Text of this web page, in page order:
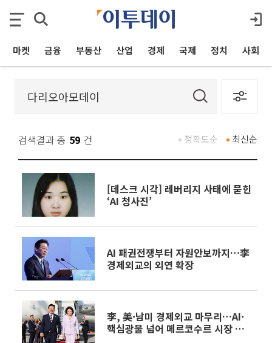
마켓 금융 부동산 산업 경제 국제 정치 사회
검색결과 총 59 건 최신순
정확도순
[데스크 시각] 레버리지 사태에 묻힌
‘AI 청사진’
AI 패권전쟁부터 자원안보까지…李
경제외교의 외연 확장
李, 美·남미 경제외교 마무리…AI·
핵심광물 넘어 메르코수르 시장 연